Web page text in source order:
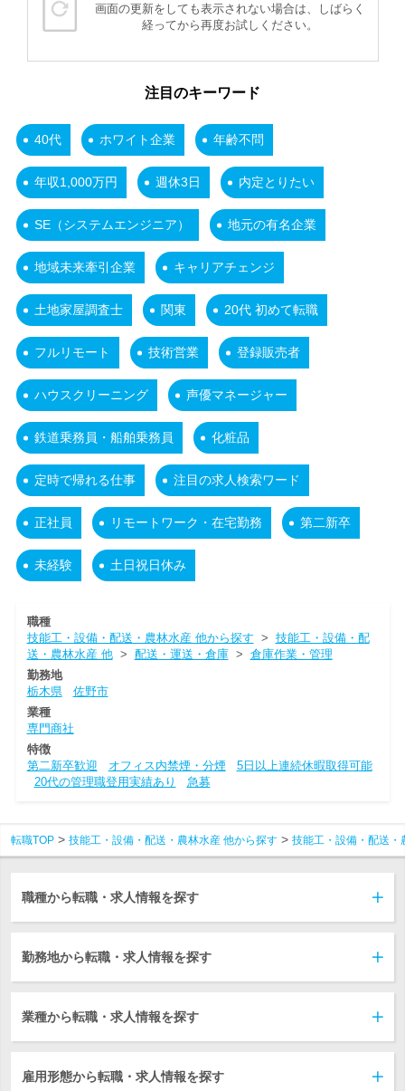
画面の更新をしても表示されない場合は、しばらく
経ってから再度お試しください。
注目のキーワード
40代 ホワイト企業 年齢不問
年収1,000万円 週休3日 内定とりたい
SE（システムエンジニア） 地元の有名企業
地域未来牽引企業 キャリアチェンジ
土地家屋調査士 関東 20代 初めて転職
フルリモート 技術営業 登録販売者
ハウスクリーニング 声優マネージャー
鉄道乗務員・船舶乗務員 化粧品
定時で帰れる仕事 注目の求人検索ワード
正社員 リモートワーク・在宅勤務 第二新卒
未経験 土日祝日休み
職種
技能工・設備・配送・農林水産 他から探す > 技能工・設備・配
送・農林水産 他> 配送・運送・倉庫> 倉庫作業・管理
勤務地
栃木県
佐野市
業種
専門商社
特徴
第二新卒歓迎
オフィス内禁煙・分煙
5日以上連続休暇取得可能
20代の管理職登用実績あり
急募
転職TOP 技能工・設備・配送・農林水産 他から探す 技能工・設備・配送・
職種から転職・求人情報を探す
勤務地から転職・求人情報を探す
業種から転職・求人情報を探す
雇用形態から転職・求人情報を探す